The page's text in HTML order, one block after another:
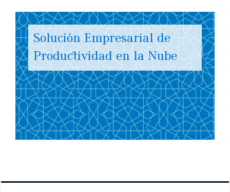
Solución Empresarial de
Productividad en la Nube